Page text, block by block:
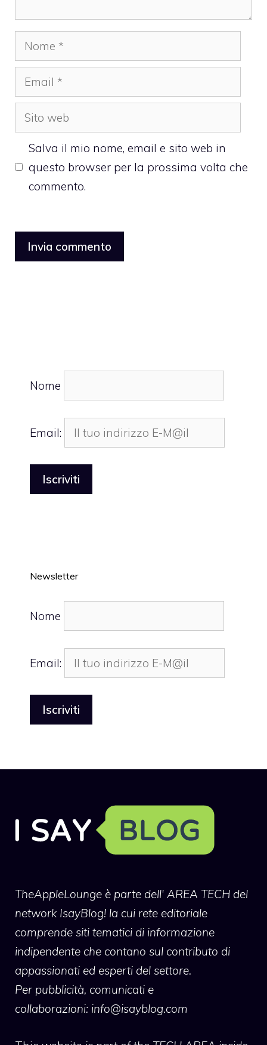
Nome
Email
Sito
web
Salva il mio nome, email e sito web in
questo browser per la prossima volta che
commento.
Nome
Email:
Newsletter
Nome
Email:
TheAppleLounge è parte dell' AREA TECH del
network IsayBlog! la cui rete editoriale
comprende siti tematici di informazione
indipendente che contano sul contributo di
appassionati ed esperti del settore.
Per pubblicità, comunicati e
collaborazioni: info@isayblog.com